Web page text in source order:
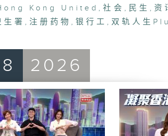
Kong United ,社会 , 民生 , 资
生署 , 注册药物 , 银行工 , 双轨人生
2026